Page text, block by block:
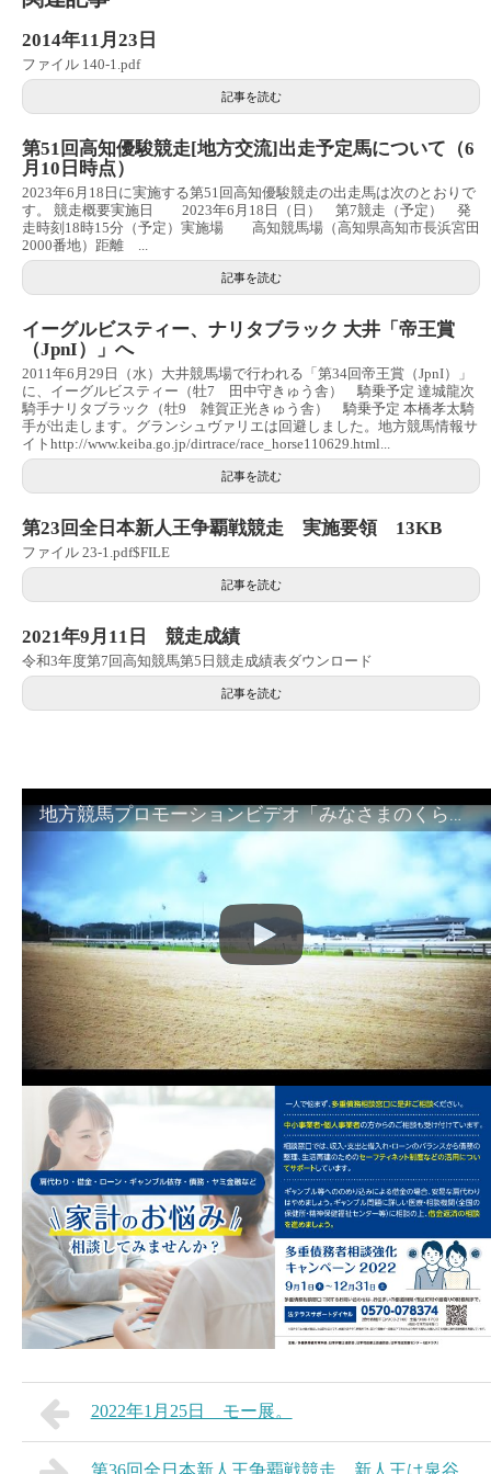
2014年11月23日
ファイル 140-1.pdf
記事を読む
第51回高知優駿競走[地方交流]出走予定馬について（6
月10日時点）
2023年6月18日に実施する第51回高知優駿競走の出走馬は次のとおりで
す。 競走概要実施日 2023年6月18日（日） 第7競走（予定） 発
走時刻18時15分（予定）実施場 高知競馬場（高知県高知市長浜宮田
2000番地）距離 ...
記事を読む
イーグルビスティー、ナリタブラック 大井「帝王賞
（JpnI）」へ
2011年6月29日（水）大井競馬場で行われる「第34回帝王賞（JpnI）」
に、イーグルビスティー（牡7 田中守きゅう舎） 騎乗予定 達城龍次
騎手ナリタブラック（牡9 雑賀正光きゅう舎） 騎乗予定 本橋孝太騎
手が出走します。グランシュヴァリエは回避しました。地方競馬情報サ
イトhttp://www.keiba.go.jp/dirtrace/race_horse110629.html...
記事を読む
第23回全日本新人王争覇戦競走 実施要領 13KB
ファイル 23-1.pdf$FILE
記事を読む
2021年9月11日 競走成績
令和3年度第7回高知競馬第5日競走成績表ダウンロード
記事を読む
地方競馬プロモーションビデオ「みなさまのくらしのために」30秒篇｜NAR公式
2022年1月25日 モー展。